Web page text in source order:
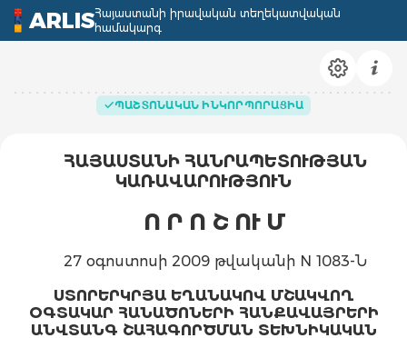
ARLISՀայաստանի իրավական տեղեկատվական
համակարգ
ՊԱՇՏՈՆԱԿԱՆ ԻՆԿՈՐՊՈՐԱՑԻԱ
ՀԱՅԱՍՏԱՆԻ ՀԱՆՐԱՊԵՏՈՒԹՅԱՆ
ԿԱՌԱՎԱՐՈՒԹՅՈՒՆ
Ո Ր Ո Շ ՈՒ Մ
27 օգոստոսի 2009 թվականի N 1083-Ն
ՍՏՈՐԵՐԿՐՅԱ ԵՂԱՆԱԿՈՎ ՄՇԱԿՎՈՂ
ՕԳՏԱԿԱՐ ՀԱՆԱԾՈՆԵՐԻ ՀԱՆՔԱՎԱՅՐԵՐԻ
ԱՆՎՏԱՆԳ ՇԱՀԱԳՈՐԾՄԱՆ ՏԵԽՆԻԿԱԿԱՆ